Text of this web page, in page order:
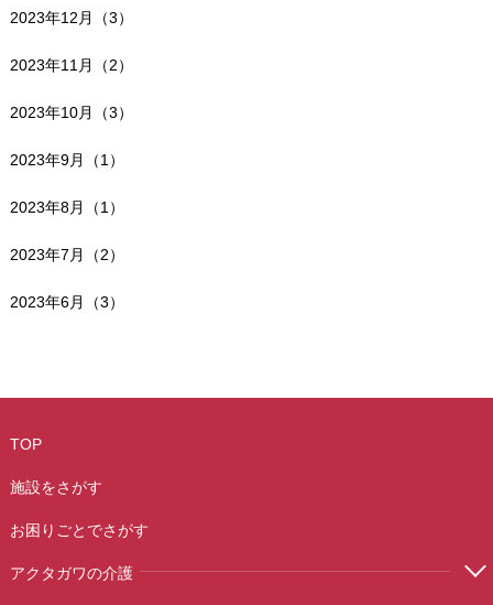
2023年12月（3）
2023年11月（2）
2023年10月（3）
2023年9月（1）
2023年8月（1）
2023年7月（2）
2023年6月（3）
TOP
施設をさがす
お困りごとでさがす
アクタガワの介護